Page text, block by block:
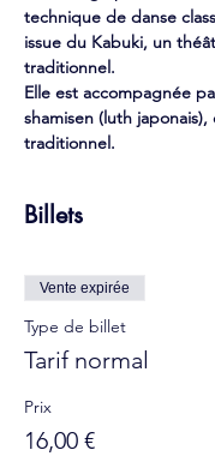
technique de danse
issue du Kabuki, un
traditionnel.
Elle est accompagnée
shamisen (luth
traditionnel.
Billets
Vente expirée
Type de billet
Tarif normal
Prix
16,00 €